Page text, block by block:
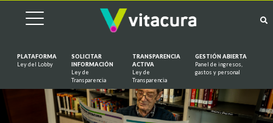
PLATAFORMA
Ley del Lobby
SOLICITAR
INFORMACIÓN
Ley de
Transparencia
TRANSPARENCIA
ACTIVA
Ley de
Transparencia
GESTIÓN ABIERTA
Panel de ingresos,
gastos y personal